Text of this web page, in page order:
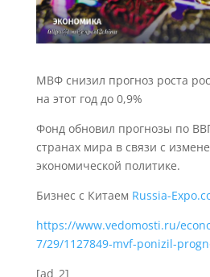
МВФ снизил прогноз роста
на этот год до 0,9%
Фонд обновил прогнозы по
странах мира в связи с
экономической политике.
Бизнес с Китаем Russia-
https://www.vedomosti.ru/
7/29/1127849-mvf-ponizil-
[ad_2]